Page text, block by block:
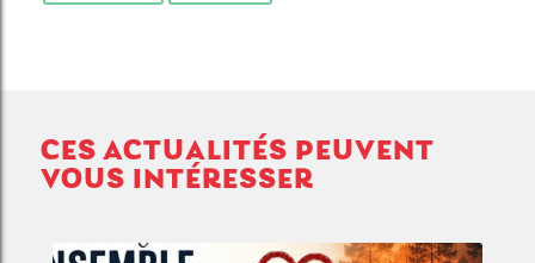
CES ACTUALITÉS PEUVENT
VOUS INTÉRESSER